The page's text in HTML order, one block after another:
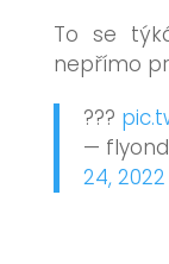
To se
nepřímo
???
—
24, 2022